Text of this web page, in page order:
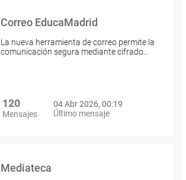
Correo EducaMadrid
La nueva herramienta de correo permite la
comunicación segura mediante cifrado…
120
Mensajes
04 Abr 2026, 00:19
Último mensaje
Mediateca